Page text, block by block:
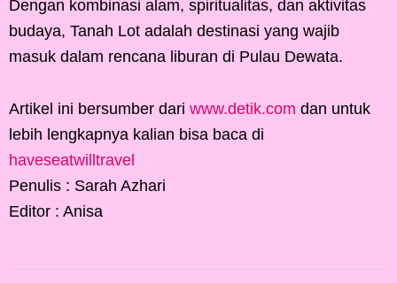
Dengan kombinasi alam, spiritualitas, dan aktivitas
budaya, Tanah Lot adalah destinasi yang wajib
masuk dalam rencana liburan di Pulau Dewata.
Artikel ini bersumber dari www.detik.com dan untuk
lebih lengkapnya kalian bisa baca di
haveseatwilltravel
Penulis : Sarah Azhari
Editor : Anisa